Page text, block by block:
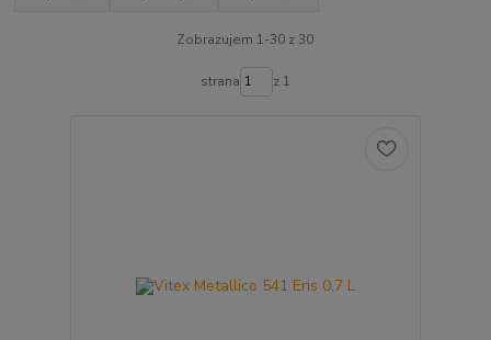
Zobrazujem 1-30 z 30
strana z 1